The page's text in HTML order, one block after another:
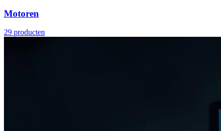
Motoren
29 producten